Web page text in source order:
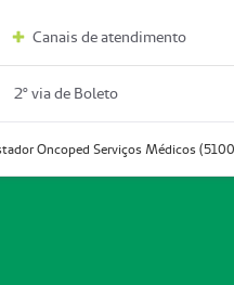
Canais de atendimento
2º via de Boleto